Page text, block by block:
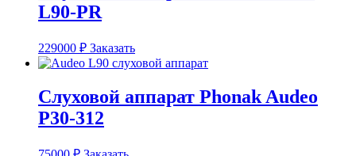
L90-PR
229000 ₽ Заказать
Слуховой аппарат Phonak Audeo
P30-312